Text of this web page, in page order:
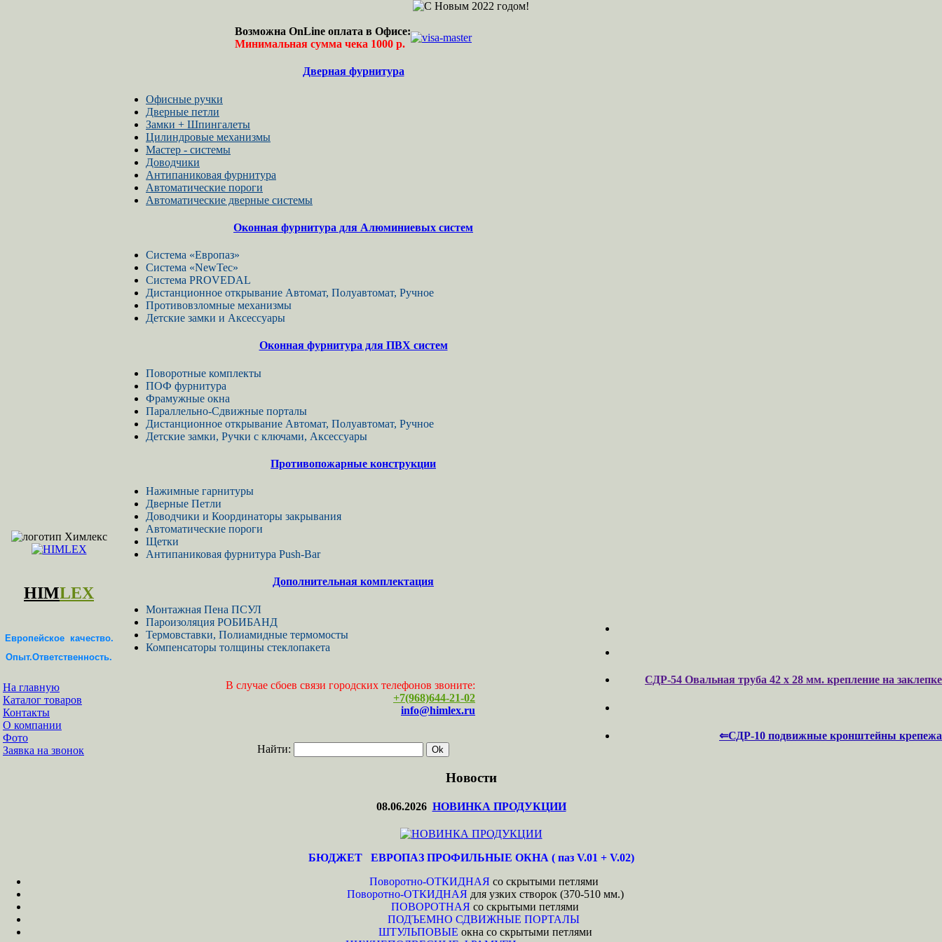
HIMLEX
Европейское качество.
Опыт.Ответственность.
На главную
Каталог товаров
Контакты
О компании
Фото
Заявка на звонок
Возможна OnLine оплата в Офисе:
Минимальная сумма чека 1000 р.
Дверная фурнитура
Офисные ручки
Дверные петли
Замки + Шпингалеты
Цилиндровые механизмы
Мастер - системы
Доводчики
Антипаниковая фурнитура
Автоматические пороги
Автоматические дверные системы
Оконная фурнитура для Алюминиевых систем
Cистема «Европаз»
Система «NewTec»
Система PROVEDAL
Дистанционное открывание Автомат, Полуавтомат, Ручное
Противовзломные механизмы
Детские замки и Аксессуары
Оконная фурнитура для ПВХ систем
Поворотные комплекты
ПОФ фурнитура
Фрамужные окна
Параллельно-Сдвижные порталы
Дистанционное открывание Автомат, Полуавтомат, Ручное
Детские замки, Ручки с ключами, Аксессуары
Противопожарные конструкции
Нажимные гарнитуры
Дверные Петли
Доводчики и Координаторы закрывания
Автоматические пороги
Щетки
Антипаниковая фурнитура Push-Bar
Дополнительная комплектация
Монтажная Пена ПСУЛ
Пароизоляция РОБИБАНД
Термовставки, Полиамидные термомосты
Компенсаторы толщины стеклопакета
В случае сбоев связи городских телефонов звоните:
+7(968)644-21-02
info@himlex.ru
Найти:
СДР-54 Овальная труба 42 х 28 мм. крепление на заклепке
⇐СДР-10 подвижные кронштейны крепежа
Новости
08.06.2026 НОВИНКА ПРОДУКЦИИ
БЮДЖЕТ ЕВРОПАЗ ПРОФИЛЬНЫЕ ОКНА ( паз V.01 + V.02)
Поворотно-ОТКИДНАЯ со скрытыми петлями
Поворотно-ОТКИДНАЯ для узких створок (370-510 мм.)
ПОВОРОТНАЯ со скрытыми петлями
ПОДЪЕМНО СДВИЖНЫЕ ПОРТАЛЫ
ШТУЛЬПОВЫЕ окна со скрытыми петлями